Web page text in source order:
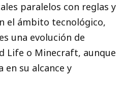
paralelos con reglas y
el ámbito tecnológico,
una evolución de
Life o Minecraft, aunque
en su alcance y